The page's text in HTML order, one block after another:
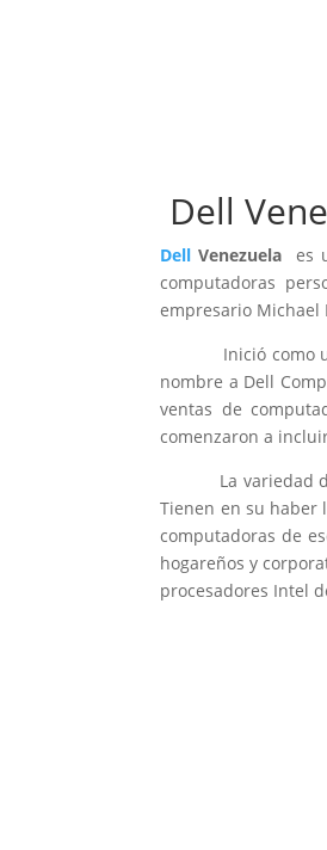
Dell
Dell Venezuela
es
computadoras
empresario Michael
Inició como una
nombre a Dell
ventas de
comenzaron a
La variedad
Tienen en su haber
computadoras de
hogareños y
procesadores Intel